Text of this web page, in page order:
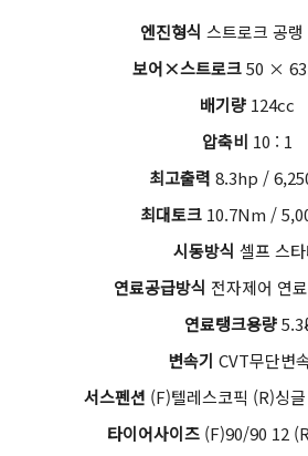
엔진형식 스트로크 공랭
보어×스트로크50 ×
배기량 124cc
압축비 10 : 1
최고출력 8.3hp /
최대토크 10.7Nm /
시동방식 셀프 스타
연료공급방식 전자제어 연
연료탱크용량
변속기 CVT무단변
서스펜션 (F)텔레스코픽 (R)싱
타이어사이즈 (F)90/90 12